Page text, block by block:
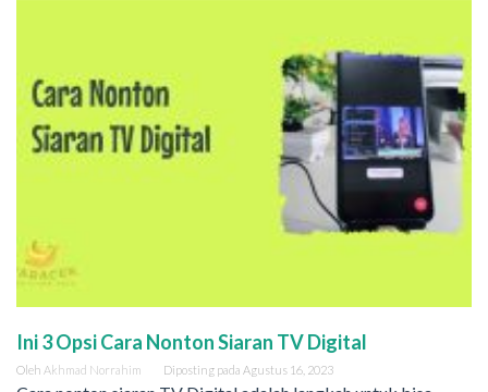
Ini 3 Opsi Cara Nonton Siaran TV Digital
Oleh Akhmad Norrahim Diposting pada Agustus 16, 2023